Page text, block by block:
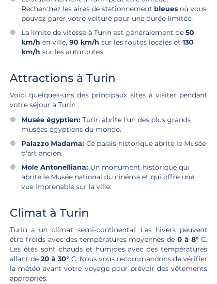
Recherchez les aires de stationnement bleues où vous
pouvez garer votre voiture pour une durée limitée.
La limite de vitesse à Turin est généralement de 50
km/h en ville, 90 km/h sur les routes locales et 130
km/h sur les autoroutes.
Attractions à Turin
Voici quelques-uns des principaux sites à visiter pendant
votre séjour à Turin :
Musée égyptien: Turin abrite l'un des plus grands
musées égyptiens du monde.
Palazzo Madama: Ce palais historique abrite le Musée
d'art ancien.
Mole Antonelliana: Un monument historique qui
abrite le Musée national du cinéma et qui offre une
vue imprenable sur la ville.
Climat à Turin
Turin a un climat semi-continental. Les hivers peuvent
être froids avec des températures moyennes de 0 à 8° C.
Les étés sont chauds et humides avec des températures
allant de 20 à 30° C. Nous vous recommandons de vérifier
la météo avant votre voyage pour prévoir des vêtements
appropriés.